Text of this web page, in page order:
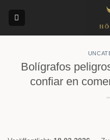
Bolígrafos
confiar en